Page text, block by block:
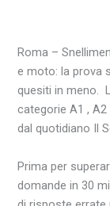
Roma –
e moto: la prova
quesiti in meno.
categorie A1 ,
dal quotidiano Il
Prima per
domande in 30